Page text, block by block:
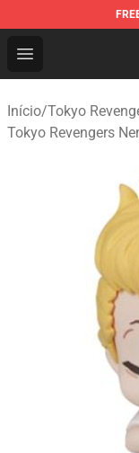
Open menu
Tokyo
Início/Tokyo
Tokyo Revengers